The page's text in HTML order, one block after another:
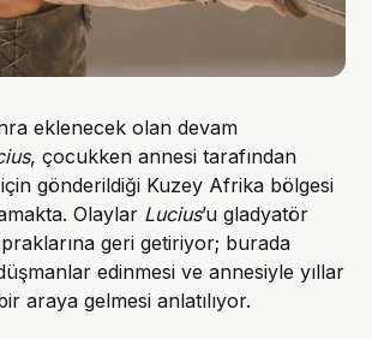
eklenecek olan devam
, çocukken annesi tarafından
gönderildiği Kuzey Afrika bölgesi
Olaylar Lucius’u gladyatör
geri getiriyor; burada
edinmesi ve annesiyle yıllar
araya gelmesi anlatılıyor.